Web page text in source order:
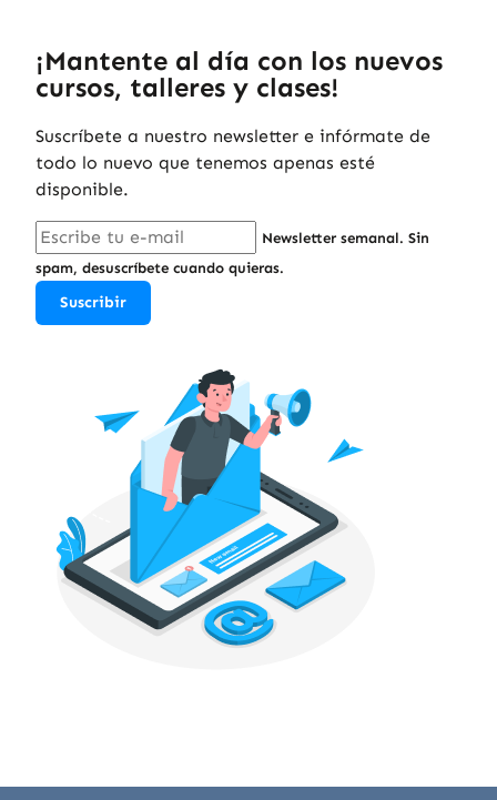
¡Mantente al día con los nuevos
cursos, talleres y clases!
Suscríbete a nuestro newsletter e infórmate de
todo lo nuevo que tenemos apenas esté
disponible.
Newsletter semanal. Sin
spam, desuscríbete cuando quieras.
Suscribir